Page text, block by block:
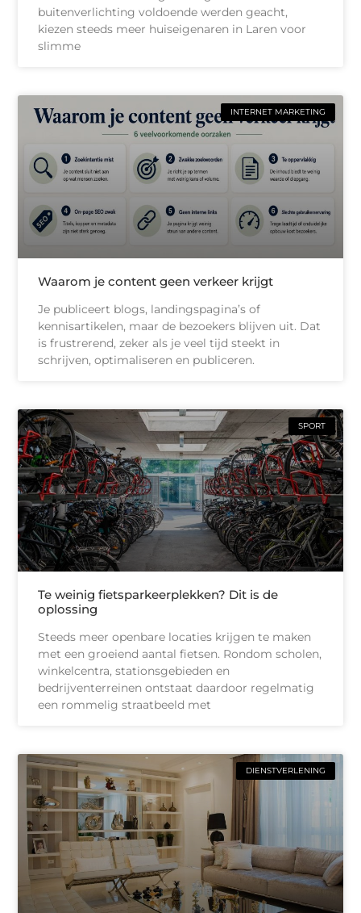
buitenverlichting voldoende werden geacht,
kiezen steeds meer huiseigenaren in Laren voor
slimme
INTERNET MARKETING
Waarom je content geen verkeer krijgt
Je publiceert blogs, landingspagina’s of
kennisartikelen, maar de bezoekers blijven uit. Dat
is frustrerend, zeker als je veel tijd steekt in
schrijven, optimaliseren en publiceren.
SPORT
Te weinig fietsparkeerplekken? Dit is de
oplossing
Steeds meer openbare locaties krijgen te maken
met een groeiend aantal fietsen. Rondom scholen,
winkelcentra, stationsgebieden en
bedrijventerreinen ontstaat daardoor regelmatig
een rommelig straatbeeld met
DIENSTVERLENING